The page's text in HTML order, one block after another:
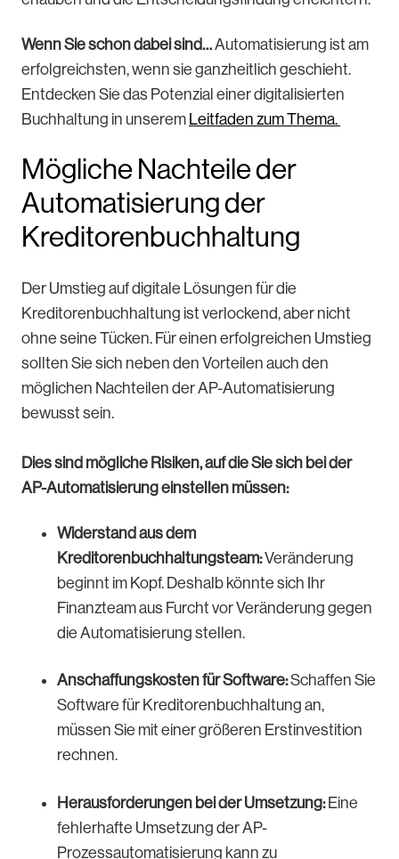
Wenn Sie schon dabei sind…Automatisierung ist am
erfolgreichsten, wenn sie ganzheitlich geschieht.
Entdecken Sie das Potenzial einer digitalisierten
Buchhaltung in unserem Leitfaden zum Thema.
Mögliche Nachteile der
Automatisierung der
Kreditorenbuchhaltung
Der Umstieg auf digitale Lösungen für die
Kreditorenbuchhaltung ist verlockend, aber nicht
ohne seine Tücken. Für einen erfolgreichen Umstieg
sollten Sie sich neben den Vorteilen auch den
möglichen Nachteilen der AP-Automatisierung
bewusst sein.
Dies sind mögliche Risiken, auf die Sie sich bei der
AP-Automatisierung einstellen müssen:
Widerstand aus dem
Kreditorenbuchhaltungsteam:Veränderung
beginnt im Kopf. Deshalb könnte sich Ihr
Finanzteam aus Furcht vor Veränderung gegen
die Automatisierung stellen.
Anschaffungskosten für Software:Schaffen Sie
Software für Kreditorenbuchhaltung an,
müssen Sie mit einer größeren Erstinvestition
rechnen.
Herausforderungen bei der Umsetzung:Eine
fehlerhafte Umsetzung der AP-
Prozessautomatisierung kann zu